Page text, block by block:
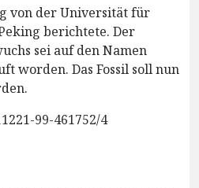
von der Universität für
berichtete. Der
sei auf den Namen
worden. Das Fossil soll nun
99-461752/4